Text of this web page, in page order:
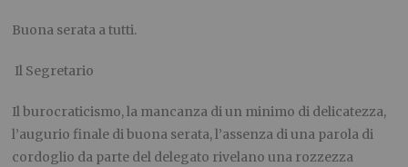
Buona serata a tutti.
Il Segretario
Il burocraticismo, la mancanza di un minimo di delicatezza,
l’augurio finale di buona serata, l’assenza di una parola di
cordoglio da parte del delegato rivelano una rozzezza